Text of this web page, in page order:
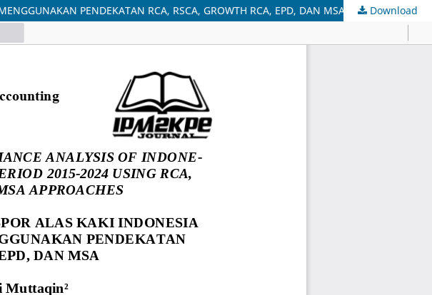
PENDEKATAN RCA, RSCA, GROWTH RCA, EPD, DAN MSA Download